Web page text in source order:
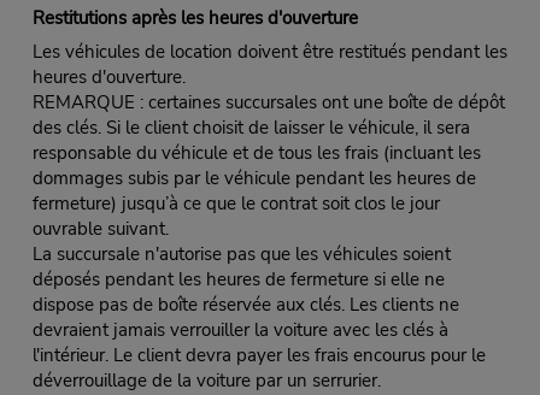
Restitutions après les heures d'ouverture
Les véhicules de location doivent être restitués pendant les
heures d'ouverture.
REMARQUE : certaines succursales ont une boîte de dépôt
des clés. Si le client choisit de laisser le véhicule, il sera
responsable du véhicule et de tous les frais (incluant les
dommages subis par le véhicule pendant les heures de
fermeture) jusqu’à ce que le contrat soit clos le jour
ouvrable suivant.
La succursale n'autorise pas que les véhicules soient
déposés pendant les heures de fermeture si elle ne
dispose pas de boîte réservée aux clés. Les clients ne
devraient jamais verrouiller la voiture avec les clés à
l'intérieur. Le client devra payer les frais encourus pour le
déverrouillage de la voiture par un serrurier.